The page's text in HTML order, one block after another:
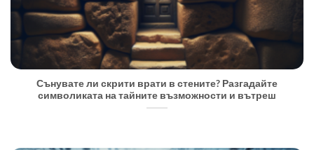
Сънувате ли скрити врати в стените? Разгадайте
символиката на тайните възможности и вътреш